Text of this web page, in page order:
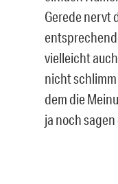
Gerede nervt
vielleicht
nicht
dem die
ja noch